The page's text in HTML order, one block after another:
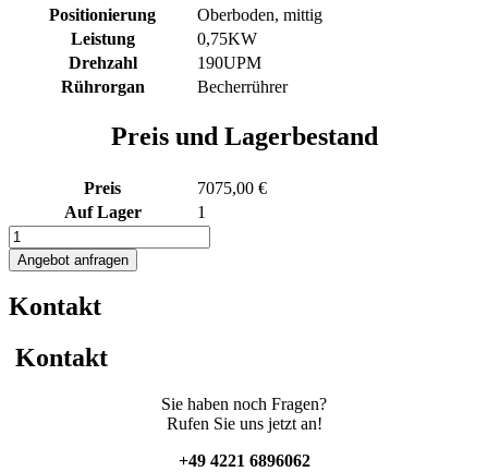
Positionierung
Oberboden, mittig
Leistung
0,75KW
Drehzahl
190UPM
Rührorgan
Becherrührer
Preis und Lagerbestand
Preis
7075,00 €
Auf Lager
1
1224L
heiz-/kühlbarer
Edelstahlbehälter
Thermoplate
Becherrührwerk
Menge
Angebot anfragen
Kontakt
Kontakt
Sie haben noch Fragen?
Rufen Sie uns jetzt an!
+49 4221 6896062